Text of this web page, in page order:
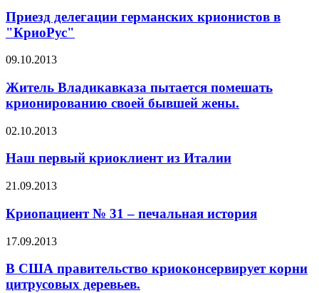
Приезд делегации германских крионистов в
"КриоРус"
09.10.2013
Житель Владикавказа пытается помешать
крионированию своей бывшей жены.
02.10.2013
Наш первый криоклиент из Италии
21.09.2013
Криопациент № 31 – печальная история
17.09.2013
В США правительство криоконсервирует корни
цитрусовых деревьев.